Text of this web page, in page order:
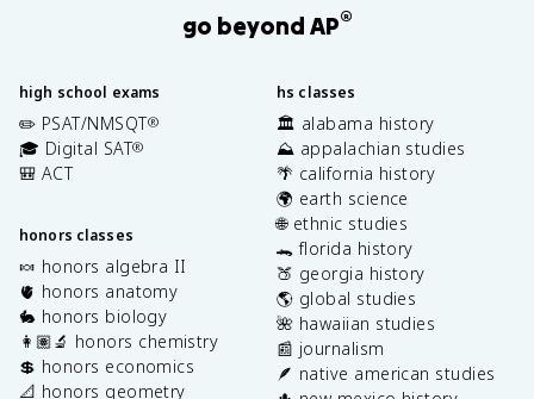
go beyond AP®
high school exams
✏️ PSAT/NMSQT®
🎓 Digital SAT®
🎒 ACT
honors classes
🍬 honors algebra II
🫀 honors anatomy
🐇 honors biology
👩🏽‍🔬 honors chemistry
💲 honors economics
📐 honors geometry
hs classes
🏛️ alabama history
⛰️ appalachian studies
🌴 california history
🌍 earth science
🌐 ethnic studies
🐊 florida history
🍑 georgia history
🌎 global studies
🌺 hawaiian studies
📰 journalism
🪶 native american studies